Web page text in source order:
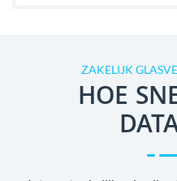
ZAKELIJK
HOE